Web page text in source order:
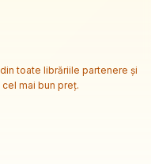
toate librăriile partenere și
mai bun preț.